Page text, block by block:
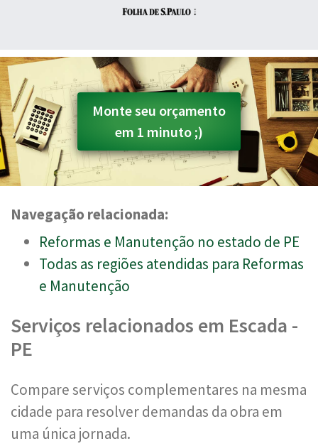
Monte seu orçamento
em 1 minuto ;)
Navegação relacionada:
Reformas e Manutenção no estado de PE
Todas as regiões atendidas para Reformas
e Manutenção
Serviços relacionados em Escada -
PE
Compare serviços complementares na mesma
cidade para resolver demandas da obra em
uma única jornada.